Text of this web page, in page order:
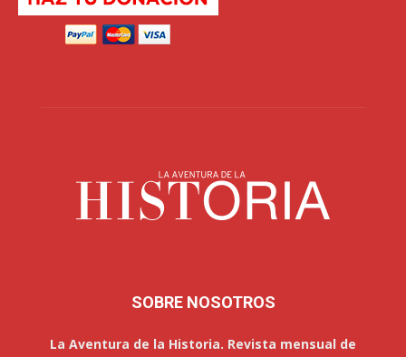
SOBRE NOSOTROS
La Aventura de la Historia. Revista mensual de